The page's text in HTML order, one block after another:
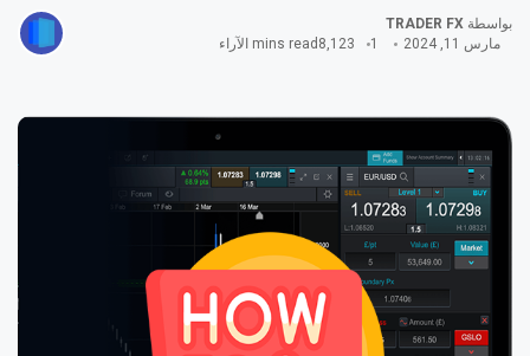
بواسطة TRADER FX
مارس 11, 2024
8,123 الآراء